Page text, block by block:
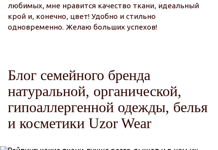
любимых, мне нравится качество ткани, идеальный
крой и, конечно, цвет! Удобно и стильно
одновременно. Желаю больших успехов!
Блог семейного бренда
натуральной, органической,
гипоаллергенной одежды, белья
и косметики Uzor Wear